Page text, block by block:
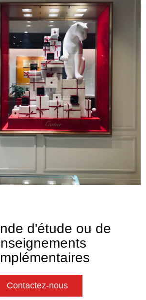
d'étude ou de
Contactez-nous